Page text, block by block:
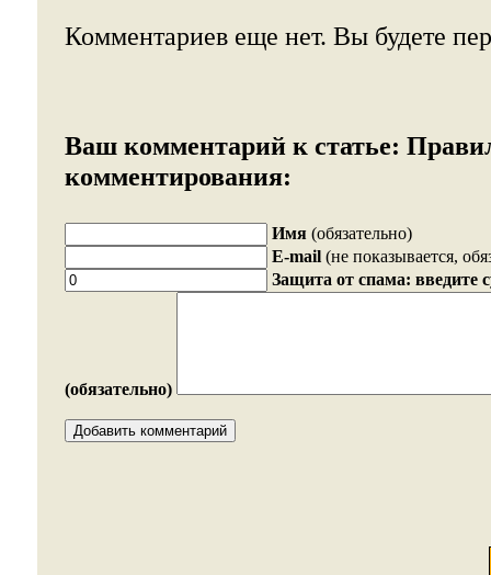
Комментариев еще нет. Вы будете
Ваш комментарий к статье:
комментирования:
Имя (обязательно)
E-mail (не показывается,
Защита от спама: введите
(обязательно)